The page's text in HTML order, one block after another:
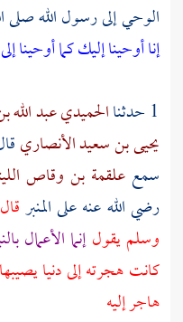
الوحي إلى رسول الله صلى
إنا أوحينا إليك كما أوحينا
1 حدثنا
الحميدي عبد الله
يحيى بن سعيد الأنصاري
سمععلقمة بن وقاص
رضي الله عنه على المنبر
وسلم يقولإنما الأعمال
كانت هجرته إلى دنيا
هاجر إليه